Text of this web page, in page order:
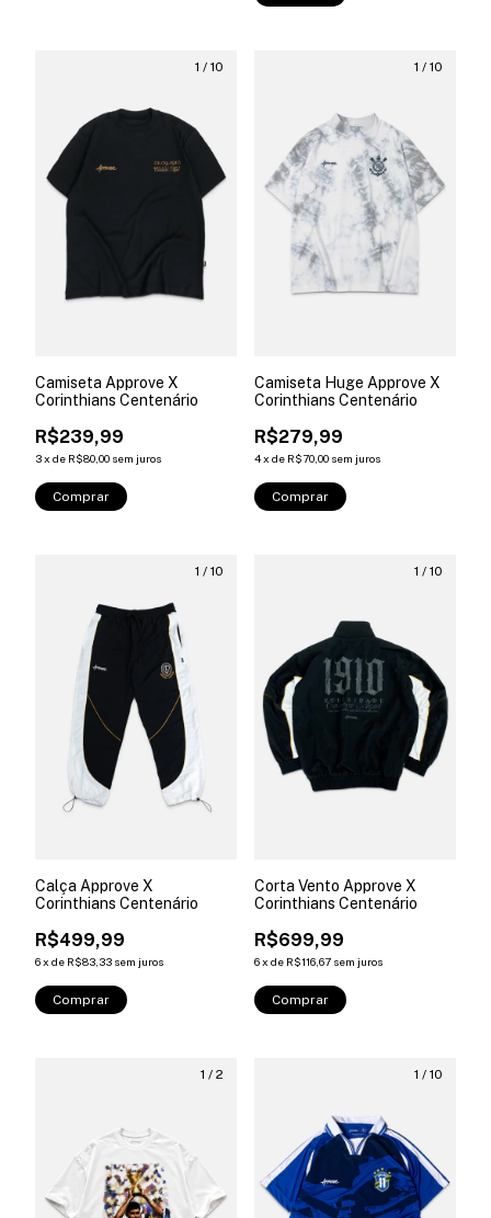
1 / 10
Camiseta Approve X
Corinthians Centenário
R$239,99
3x de R$80,00 sem juros
Comprar
1 / 10
Camiseta Huge Approve X
Corinthians Centenário
R$279,99
4x de R$70,00 sem juros
Comprar
1 / 10
Calça Approve X
Corinthians Centenário
R$499,99
6x de R$83,33 sem juros
Comprar
1 / 10
Corta Vento Approve X
Corinthians Centenário
R$699,99
6x de R$116,67 sem juros
Comprar
1 / 2 1 / 10